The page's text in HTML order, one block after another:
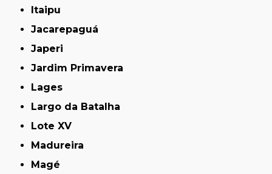
Itaipu
Jacarepaguá
Japeri
Jardim Primavera
Lages
Largo da Batalha
Lote XV
Madureira
Magé